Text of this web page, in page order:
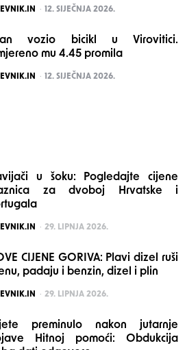
12. SIJEČNJA 2026.
vozio bicikl u Virovitici.
mu 4.45 promila
12. SIJEČNJA 2026.
u šoku: Pogledajte cijene
za dvoboj Hrvatske i
29. LIPNJA 2026.
CIJENE GORIVA: Plavi dizel ruši
padaju i benzin, dizel i plin
29. LIPNJA 2026.
preminulo nakon jutarnje
Hitnoj pomoći: Obdukcija